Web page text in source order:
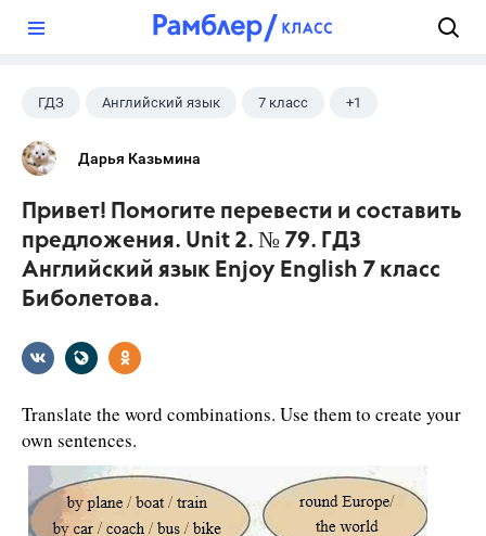
ГДЗ Английский язык 7 класс +1
Биболетова М. З.
Дарья Казьмина
Привет! Помогите перевести и составить
предложения. Unit 2. № 79. ГДЗ
Английский язык Enjoy English 7 класс
Биболетова.
Translate the word combinations. Use them to create your
own sentences.